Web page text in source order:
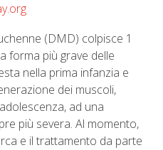
(DMD) colpisce 1
forma più grave delle
nella prima infanzia e
dei muscoli,
ad una
più severa. Al momento,
e il trattamento da parte